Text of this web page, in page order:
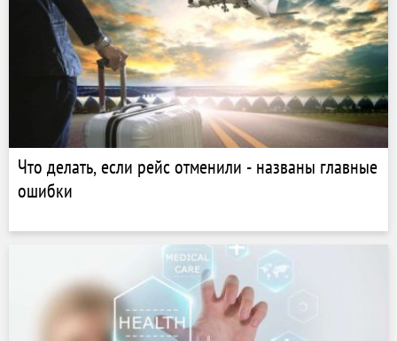
Что делать, если рейс отменили - названы главные
ошибки